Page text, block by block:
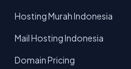
Hosting Murah Indonesia
Mail Hosting Indonesia
Domain Pricing